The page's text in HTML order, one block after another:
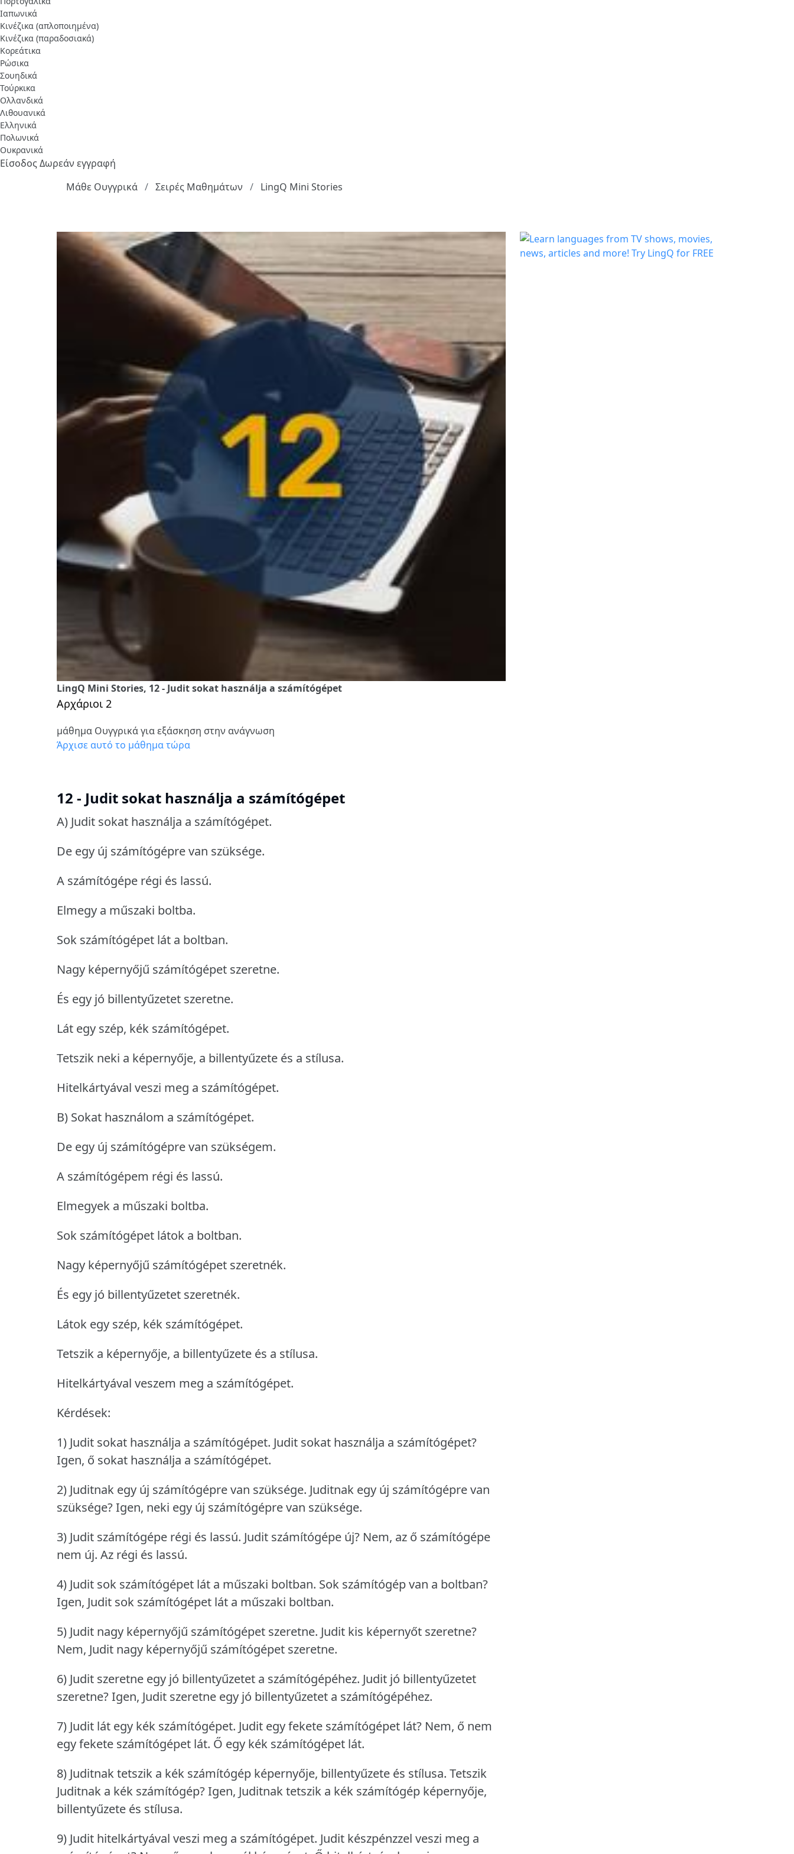
Ιαπωνικά
Κινέζικα (απλοποιημένα)
Κινέζικα (παραδοσιακά)
Κορεάτικα
Ρώσικα
Σουηδικά
Τούρκικα
Ολλανδικά
Λιθουανικά
Ελληνικά
Πολωνικά
Ουκρανικά
ΕίσοδοςΔωρεάν εγγραφή
Μάθε Ουγγρικά
Σειρές Μαθημάτων LingQ Mini Stories
LingQ Mini Stories, 12 - Judit sokat használja a számítógépet
Αρχάριοι 2
μάθημα Ουγγρικά για εξάσκηση στην ανάγνωση
Άρχισε αυτό το μάθημα τώρα
12 - Judit sokat használja a számítógépet
A) Judit sokat használja a számítógépet.
De egy új számítógépre van szüksége.
A számítógépe régi és lassú.
Elmegy a műszaki boltba.
Sok számítógépet lát a boltban.
Nagy képernyőjű számítógépet szeretne.
És egy jó billentyűzetet szeretne.
Lát egy szép, kék számítógépet.
Tetszik neki a képernyője, a billentyűzete és a stílusa.
Hitelkártyával veszi meg a számítógépet.
B) Sokat használom a számítógépet.
De egy új számítógépre van szükségem.
A számítógépem régi és lassú.
Elmegyek a műszaki boltba.
Sok számítógépet látok a boltban.
Nagy képernyőjű számítógépet szeretnék.
És egy jó billentyűzetet szeretnék.
Látok egy szép, kék számítógépet.
Tetszik a képernyője, a billentyűzete és a stílusa.
Hitelkártyával veszem meg a számítógépet.
Kérdések:
1) Judit sokat használja a számítógépet. Judit sokat használja a számítógépet?
Igen, ő sokat használja a számítógépet.
2) Juditnak egy új számítógépre van szüksége. Juditnak egy új számítógépre van
szüksége?Igen, neki egy új számítógépre van szüksége.
3) Judit számítógépe régi és lassú. Judit számítógépe új? Nem, az ő számítógépe
nem új. Az régi és lassú.
4) Judit sok számítógépet lát a műszaki boltban. Sok számítógép van a boltban?
Igen, Judit sok számítógépet lát a műszaki boltban.
5) Judit nagy képernyőjű számítógépet szeretne. Judit kis képernyőt szeretne?
Nem, Judit nagy képernyőjű számítógépet szeretne.
6) Judit szeretne egy jó billentyűzetet a számítógépéhez. Judit jó billentyűzetet
szeretne?Igen, Judit szeretne egy jó billentyűzetet a számítógépéhez.
7) Judit lát egy kék számítógépet. Judit egy fekete számítógépet lát? Nem, ő nem
egy fekete számítógépet lát. Ő egy kék számítógépet lát.
8) Juditnak tetszik a kék számítógép képernyője, billentyűzete és stílusa. Tetszik
Juditnak a kék számítógép?Igen, Juditnak tetszik a kék számítógép képernyője,
billentyűzete és stílusa.
9) Judit hitelkártyával veszi meg a számítógépet. Judit készpénzzel veszi meg a